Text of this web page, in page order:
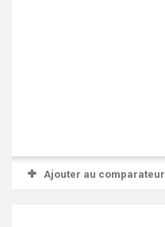
Ajouter au comparateur